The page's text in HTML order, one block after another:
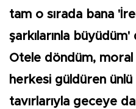
tam o sırada bana
şarkılarınla büyüdüm'
Otele döndüm, moral
herkesi güldüren ünlü
tavırlarıyla geceye